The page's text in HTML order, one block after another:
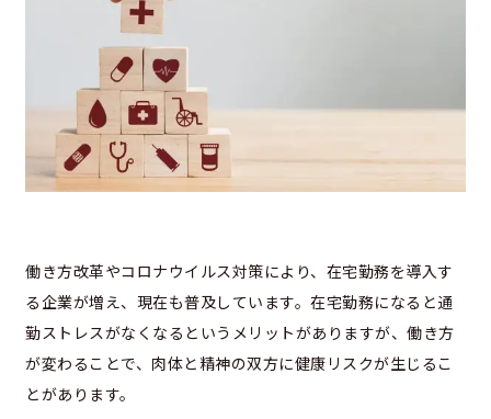
働き方改革やコロナウイルス対策により、在宅勤務を導入す
る企業が増え、現在も普及しています。在宅勤務になると通
勤ストレスがなくなるというメリットがありますが、働き方
が変わることで、肉体と精神の双方に健康リスクが生じるこ
とがあります。